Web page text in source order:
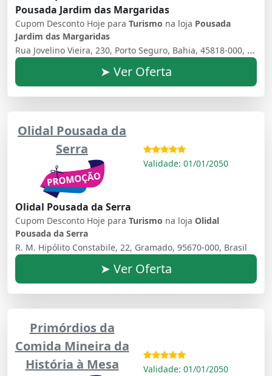
Pousada Jardim das Margaridas
Cupom Desconto Hoje para Turismo na loja Pousada
Jardim das Margaridas
Rua Jovelino Vieira, 230, Porto Seguro, Bahia, 45818-000, Brasil
➤ Ver Oferta
Olidal Pousada da
Serra
Validade: 01/01/2050
Olidal Pousada da Serra
Cupom Desconto Hoje para Turismo na loja Olidal
Pousada da Serra
R. M. Hipólito Constabile, 22, Gramado, 95670-000, Brasil
➤ Ver Oferta
Primórdios da
Comida Mineira da
História à Mesa
Validade: 01/01/2050